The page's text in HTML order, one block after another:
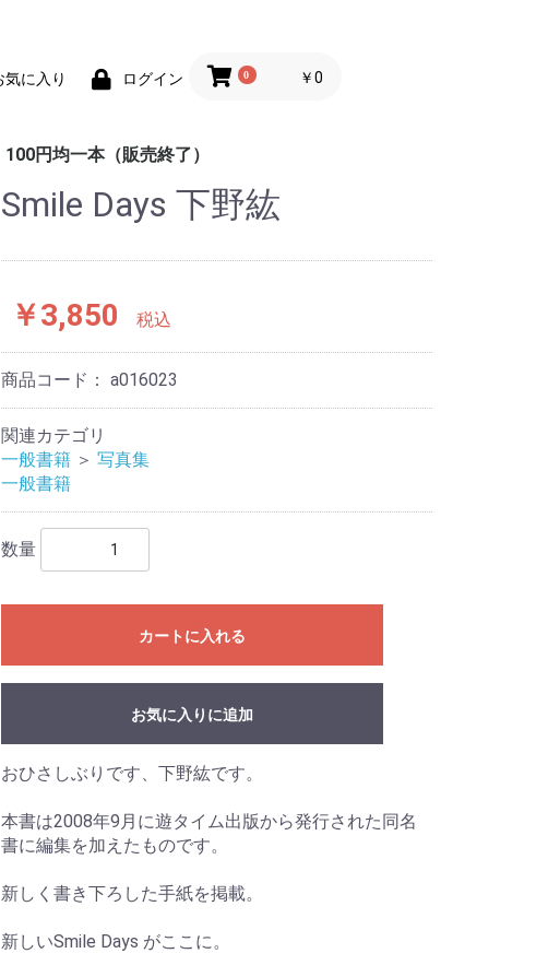
気に入り ログイン 0 ￥0
シ
・ク
哲
100円均一本（販売終了）
大人のための100円均一
ポケットカラーブック
趣味
辞典
地図
脳のトレーニング
練習帳
子供のための100円均一
英会話
しかけ絵本
童話
工作
学習ドリル
あそび
もじ練習帳
Smile Days 下野紘
￥3,850 税込
商品コード： a016023
関連カテゴリ
一般書籍 ＞ 写真集
一般書籍
数量
カートに入れる
お気に入りに追加
おひさしぶりです、下野紘です。
本書は2008年9月に遊タイム出版から発行された同名
書に編集を加えたものです。
新しく書き下ろした手紙を掲載。
新しいSmile Days がここに。